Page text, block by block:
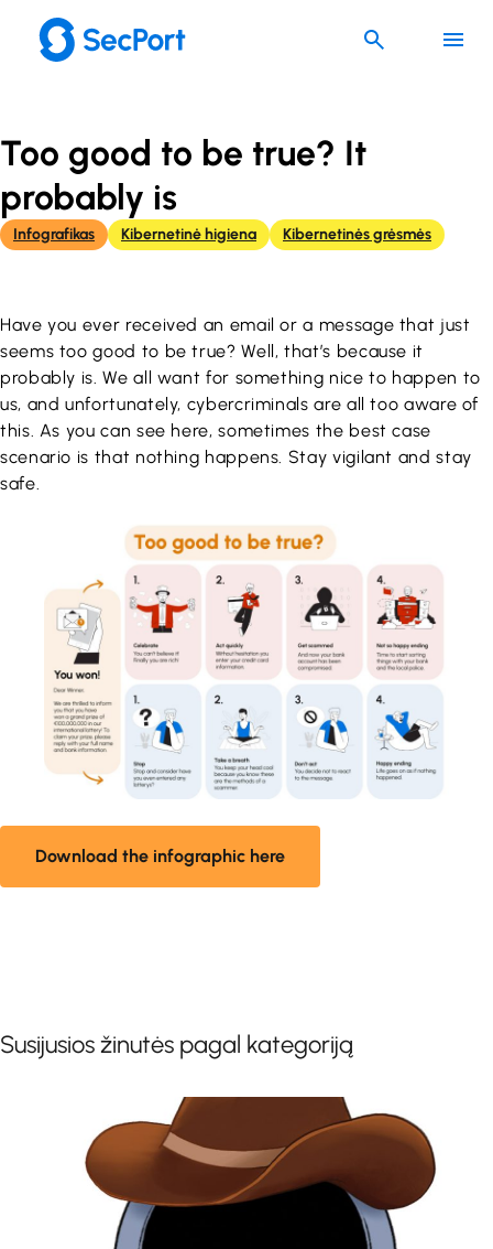
turinio
Too good to be true? It
probably is
Infografikas Kibernetinė higiena Kibernetinės grėsmės
Have you ever received an email or a message that just
seems too good to be true? Well, that’s because it
probably is. We all want for something nice to happen to
us, and unfortunately, cybercriminals are all too aware of
this. As you can see here, sometimes the best case
scenario is that nothing happens. Stay vigilant and stay
safe.
Download the infographic here
Susijusios žinutės pagal kategoriją